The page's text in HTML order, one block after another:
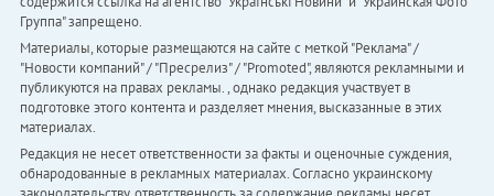
Группа" запрещено.
Материалы, которые размещаются на сайте с меткой "Реклама" /
"Новости компаний" / "Пресрелиз" / "Promoted", являются рекламными и
публикуются на правах рекламы. , однако редакция участвует в
подготовке этого контента и разделяет мнения, высказанные в этих
материалах.
Редакция не несет ответственности за факты и оценочные суждения,
обнародованные в рекламных материалах. Согласно украинскому